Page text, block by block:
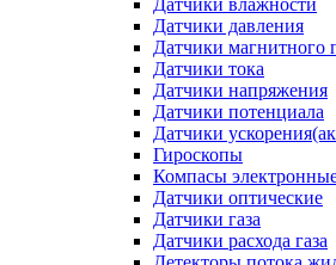
Датчики давления
Датчики магнитного
Датчики тока
Датчики напряжения
Датчики потенциала
Датчики
Гироскопы
Компасы
Датчики оптические
Датчики газа
Датчики расхода газа